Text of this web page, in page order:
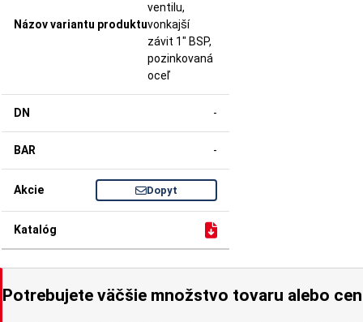
ventilu,
vonkajší
závit 1" BSP,
pozinkovaná
oceľ
-
-
Dopyt
Potrebujete väčšie množstvo tovaru alebo